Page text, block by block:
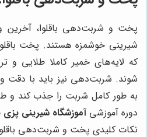
پخت و شربت‌دهی باقلوا، آخرین
شیرینی خوشمزه هستند. پخت
که لایه‌های خمیر کاملا طلایی و
شوند. شربت‌دهی نیز باید با دقت و
به طور کامل شربت را جذب کند و
دوره آموزشیآموزشگاه شیرینی پزی
نکات کلیدی پخت و شربت‌دهی